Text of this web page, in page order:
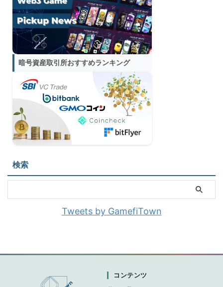
暗号資産取引所おすすめランキング
検索
Tweets by GamefiTown
コンテンツ